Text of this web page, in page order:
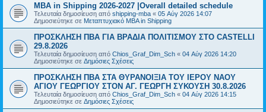
MBA in Shipping 2026-2027 |Overall detailed schedule
Τελευταία δημοσίευση από shipping-mba « 05 Αύγ 2026 14:07
Δημοσιεύτηκε σε Μεταπτυχιακό MBA in Shipping
ΠΡΟΣΚΛΗΣΗ ΠΒΑ ΓΙΑ ΒΡΑΔΙΑ ΠΟΛΙΤΙΣΜΟΥ ΣΤΟ CASTELLI
29.8.2026
Τελευταία δημοσίευση από Chios_Graf_Dim_Sch « 04 Αύγ 2026 14:20
Δημοσιεύτηκε σε Δημόσιες Σχέσεις
ΠΡΟΣΚΛΗΣΗ ΠΒΑ ΣΤΑ ΘΥΡΑΝΟΙΞΙΑ ΤΟΥ ΙΕΡΟΥ ΝΑΟΥ
ΑΓΙΟΥ ΓΕΩΡΓΙΟΥ ΣΤΟΝ ΑΓ. ΓΕΩΡΓΗ ΣΥΚΟΥΣΗ 30.8.2026
Τελευταία δημοσίευση από Chios_Graf_Dim_Sch « 04 Αύγ 2026 14:15
Δημοσιεύτηκε σε Δημόσιες Σχέσεις